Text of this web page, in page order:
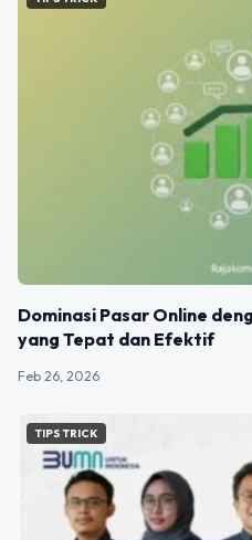
Dominasi Pasar Online
yang Tepat dan Efektif
Feb 26, 2026
TIPS TRICK